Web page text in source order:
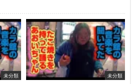
未分類 未分類